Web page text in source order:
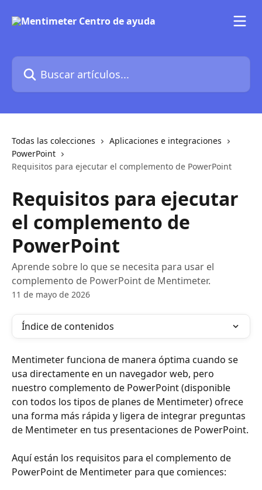
Buscar artículos...
Todas las colecciones
Aplicaciones e integraciones
PowerPoint
Requisitos para ejecutar el complemento de PowerPoint
Requisitos para ejecutar
el complemento de
PowerPoint
Aprende sobre lo que se necesita para usar el
complemento de PowerPoint de Mentimeter.
11 de mayo de 2026
Índice de contenidos
Mentimeter funciona de manera óptima cuando se
usa directamente en un navegador web, pero
nuestro complemento de PowerPoint (disponible
con todos los tipos de planes de Mentimeter) ofrece
una forma más rápida y ligera de integrar preguntas
de Mentimeter en tus presentaciones de PowerPoint.
Aquí están los requisitos para el complemento de
PowerPoint de Mentimeter para que comiences: